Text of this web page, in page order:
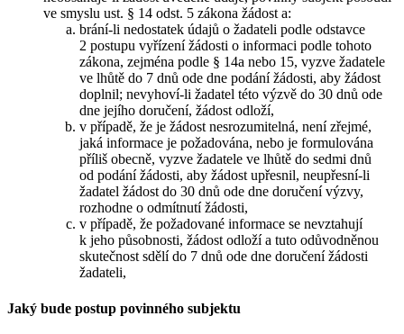
ve smyslu ust. § 14 odst. 5 zákona žádost a:
brání-li nedostatek údajů o žadateli podle odstavce
2 postupu vyřízení žádosti o informaci podle tohoto
zákona, zejména podle § 14a nebo 15, vyzve žadatele
ve lhůtě do 7 dnů ode dne podání žádosti, aby žádost
doplnil; nevyhoví-li žadatel této výzvě do 30 dnů ode
dne jejího doručení, žádost odloží,
v případě, že je žádost nesrozumitelná, není zřejmé,
jaká informace je požadována, nebo je formulována
příliš obecně, vyzve žadatele ve lhůtě do sedmi dnů
od podání žádosti, aby žádost upřesnil, neupřesní-li
žadatel žádost do 30 dnů ode dne doručení výzvy,
rozhodne o odmítnutí žádosti,
v případě, že požadované informace se nevztahují
k jeho působnosti, žádost odloží a tuto odůvodněnou
skutečnost sdělí do 7 dnů ode dne doručení žádosti
žadateli,
Jaký bude postup povinného subjektu